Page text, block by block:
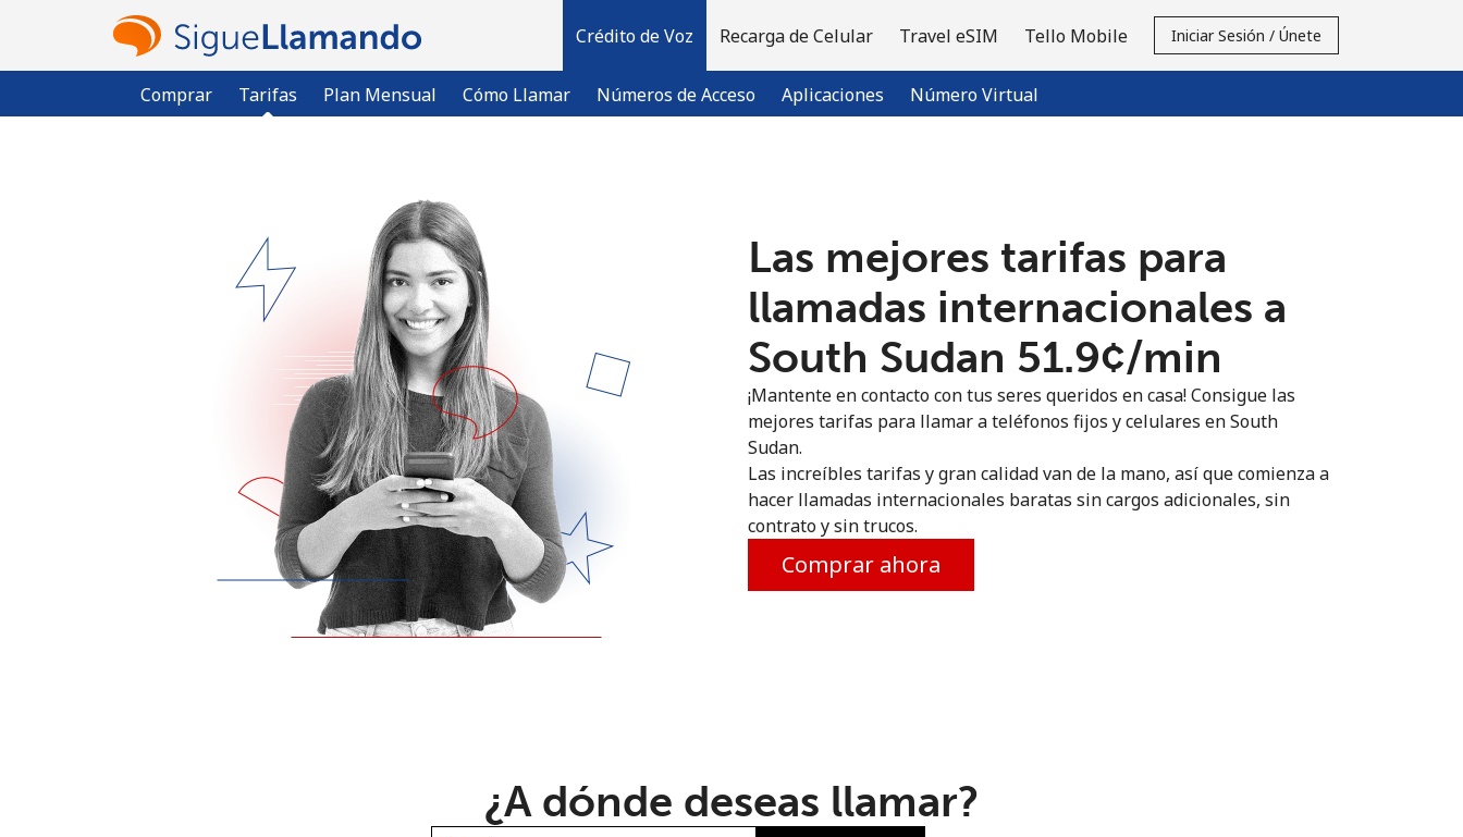
Crédito de Voz
Comprar Tarifas Plan Mensual Cómo Llamar Números de Acceso Aplicaciones Número Virtual
Recarga de Celular Travel eSIM Tello Mobile Iniciar Sesión / Únete
¿Ya tienes una cuenta?Inicia sesión →
Regístrate con
Las mejores tarifas para
llamadas internacionales a
South Sudan ⁦51.9¢⁩/min
¡Mantente en contacto con tus seres queridos en casa! Consigue las
mejores tarifas para llamar a teléfonos fijos y celulares en South
Sudan.
Las increíbles tarifas y gran calidad van de la mano, así que comienza a
hacer llamadas internacionales baratas sin cargos adicionales, sin
contrato y sin trucos.
Comprar ahora
¿A dónde deseas llamar?